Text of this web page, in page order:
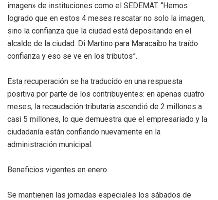
imagen» de instituciones como el SEDEMAT. “Hemos
logrado que en estos 4 meses rescatar no solo la imagen,
sino la confianza que la ciudad está depositando en el
alcalde de la ciudad. Di Martino para Maracaibo ha traído
confianza y eso se ve en los tributos”.
Esta recuperación se ha traducido en una respuesta
positiva por parte de los contribuyentes: en apenas cuatro
meses, la recaudación tributaria ascendió de 2 millones a
casi 5 millones, lo que demuestra que el empresariado y la
ciudadanía están confiando nuevamente en la
administración municipal.
Beneficios vigentes en enero
Se mantienen las jornadas especiales los sábados de